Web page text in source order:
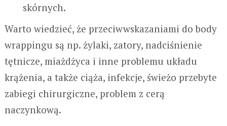
skórnych.
Warto wiedzieć, że przeciwwskazaniami do body
wrappingu są np. żylaki, zatory, nadciśnienie
tętnicze, miażdżyca i inne problemu układu
krążenia, a także ciąża, infekcje, świeżo przebyte
zabiegi chirurgiczne, problem z cerą
naczynkową.